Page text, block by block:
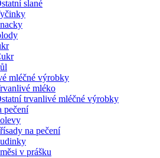
slané
mléčné výrobky
mléko
trvanlivé mléčné výrobky
pečení
na pečení
v prášku